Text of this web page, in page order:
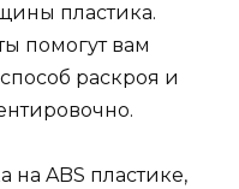
пластика.
помогут вам
раскроя и
на ABS пластике,